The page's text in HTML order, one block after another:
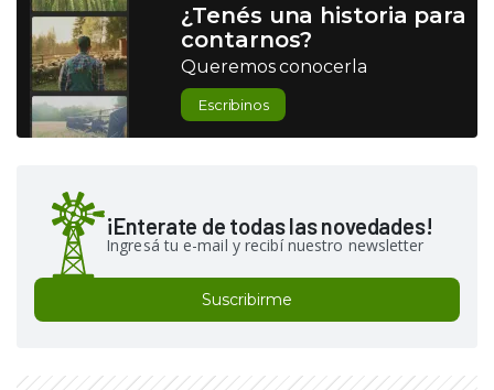
¿Tenés una historia para
contarnos?
Queremos conocerla
Escribinos
¡Enterate de todas las novedades!
Ingresá tu e-mail y recibí nuestro newsletter
Suscribirme